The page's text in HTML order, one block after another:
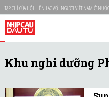
TẠP CHÍ CỦA HỘI LIÊN LẠC VỚI NGƯỜI VIỆT NAM Ở
Khu nghỉ dưỡng